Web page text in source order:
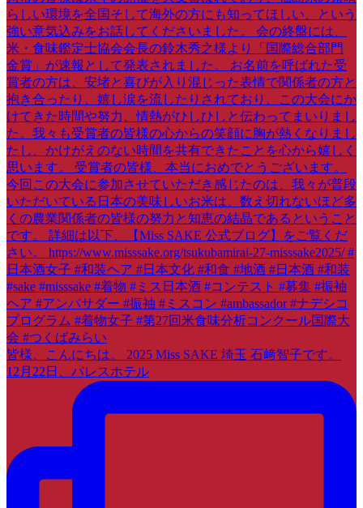
皆様、こんにちは。 2025 Miss SAKE 埼玉 石﨑智子です。
12月22日、パレスホテル